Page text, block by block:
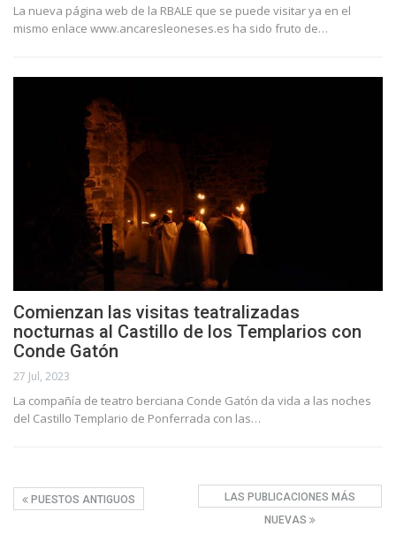
La nueva página web de la RBALE que se puede visitar ya en el
mismo enlace www.ancaresleoneses.es ha sido fruto de…
Comienzan las visitas teatralizadas
nocturnas al Castillo de los Templarios con
Conde Gatón
27 Jul, 2023
La compañía de teatro berciana Conde Gatón da vida a las noches
del Castillo Templario de Ponferrada con las…
PUESTOS ANTIGUOS
LAS PUBLICACIONES MÁS
NUEVAS